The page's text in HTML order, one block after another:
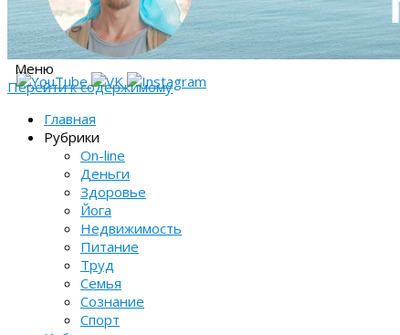
Меню
Перейти к содержимому
Главная
Рубрики
On-line
Деньги
Здоровье
Йога
Недвижимость
Питание
Труд
Семья
Сознание
Спорт